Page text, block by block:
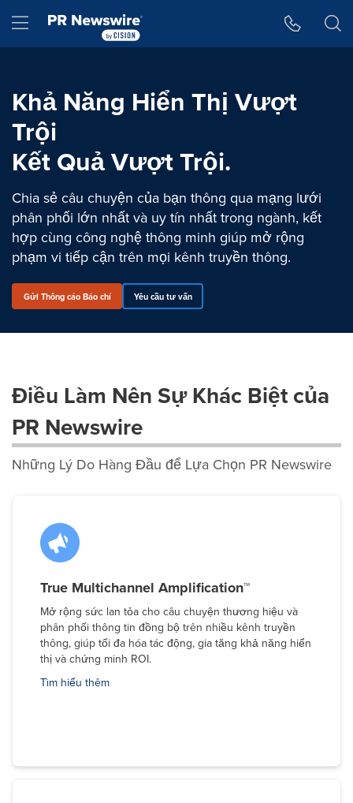
Hamburger menu
Khả Năng Hiển Thị Vượt
Trội
Kết Quả Vượt Trội.
Chia sẻ câu chuyện của bạn thông qua mạng lưới
phân phối lớn nhất và uy tín nhất trong ngành, kết
hợp cùng công nghệ thông minh giúp mở rộng
phạm vi tiếp cận trên mọi kênh truyền thông.
Gửi Thông cáo Báo chí Yêu cầu tư vấn
Điều Làm Nên Sự Khác Biệt của
PR Newswire
Những Lý Do Hàng Đầu để Lựa Chọn PR Newswire
True Multichannel Amplification™
Mở rộng sức lan tỏa cho câu chuyện thương hiệu và
phân phối thông tin đồng bộ trên nhiều kênh truyền
thông, giúp tối đa hóa tác động, gia tăng khả năng hiển
thị và chứng minh ROI.
Tìm hiểu thêm